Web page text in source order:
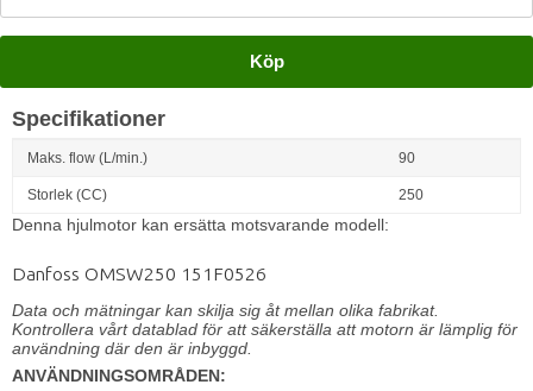
Köp
Specifikationer
Maks. flow (L/min.) 90
Storlek (CC) 250
Denna hjulmotor kan ersätta motsvarande modell:
Danfoss OMSW250 151F0526
Data och mätningar kan skilja sig åt mellan olika fabrikat.
Kontrollera vårt datablad för att säkerställa att motorn är lämplig för
användning där den är inbyggd.
ANVÄNDNINGSOMRÅDEN: